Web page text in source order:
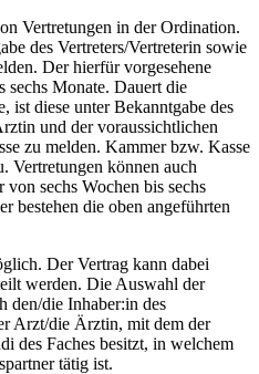
Vertretungen in der Ordination.
des Vertreters/Vertreterin sowie
Der hierfür vorgesehene
sechs Monate. Dauert die
ist diese unter Bekanntgabe des
und der voraussichtlichen
zu melden. Kammer bzw. Kasse
Vertretungen können auch
sechs Wochen bis sechs
bestehen die oben angeführten
Der Vertrag kann dabei
werden. Die Auswahl der
den/die Inhaber:in des
Arzt/die Ärztin, mit dem der
des Faches besitzt, in welchem
tätig ist.